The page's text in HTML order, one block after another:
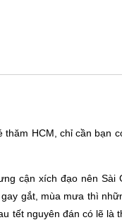
HCM, chỉ cần bạn
cận xích đạo nên
gắt, mùa mưa thì
tết nguyên đán có lẽ